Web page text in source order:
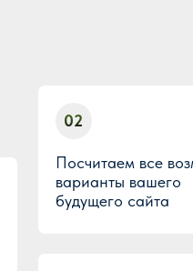
Посчитаем все
варианты вашего
будущего сайта
02